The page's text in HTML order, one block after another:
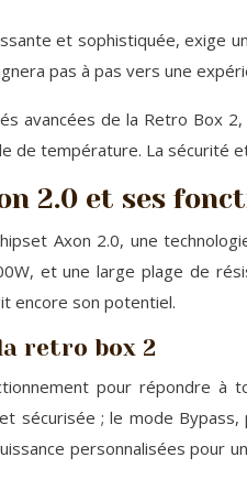
et sophistiquée, exige
pas à pas vers une
avancées de la Retro Box
de température. La sécurité
2.0 et ses
Axon 2.0, une
et une large plage de
encore son potentiel.
retro box 2
pour répondre
sécurisée ; le mode
personnalisées pour